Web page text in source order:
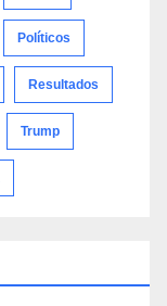
Políticos
Resultados
Trump